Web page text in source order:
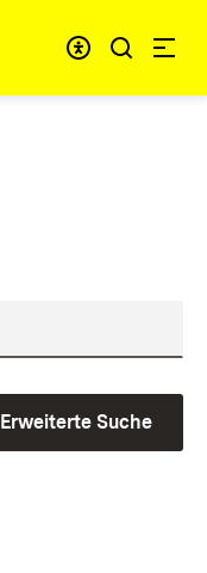
Erweiterte Suche